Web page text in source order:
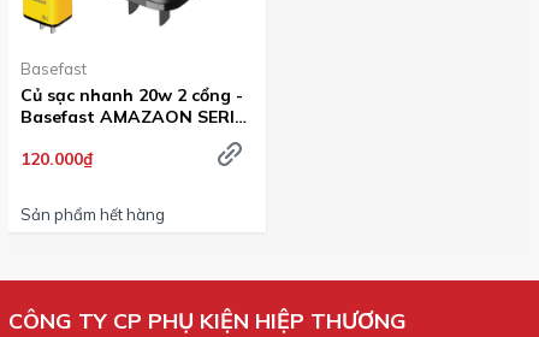
Basefast
Củ sạc nhanh 20w 2 cổng -
Basefast AMAZAON SERI
120.000₫
Sản phẩm hết hàng
CÔNG TY CP PHỤ KIỆN HIỆP THƯƠNG